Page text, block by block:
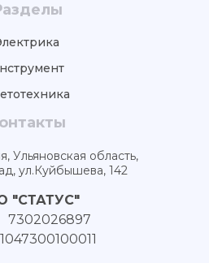
Ульяновская область,
ул.Куйбышева, 142
"СТАТУС"